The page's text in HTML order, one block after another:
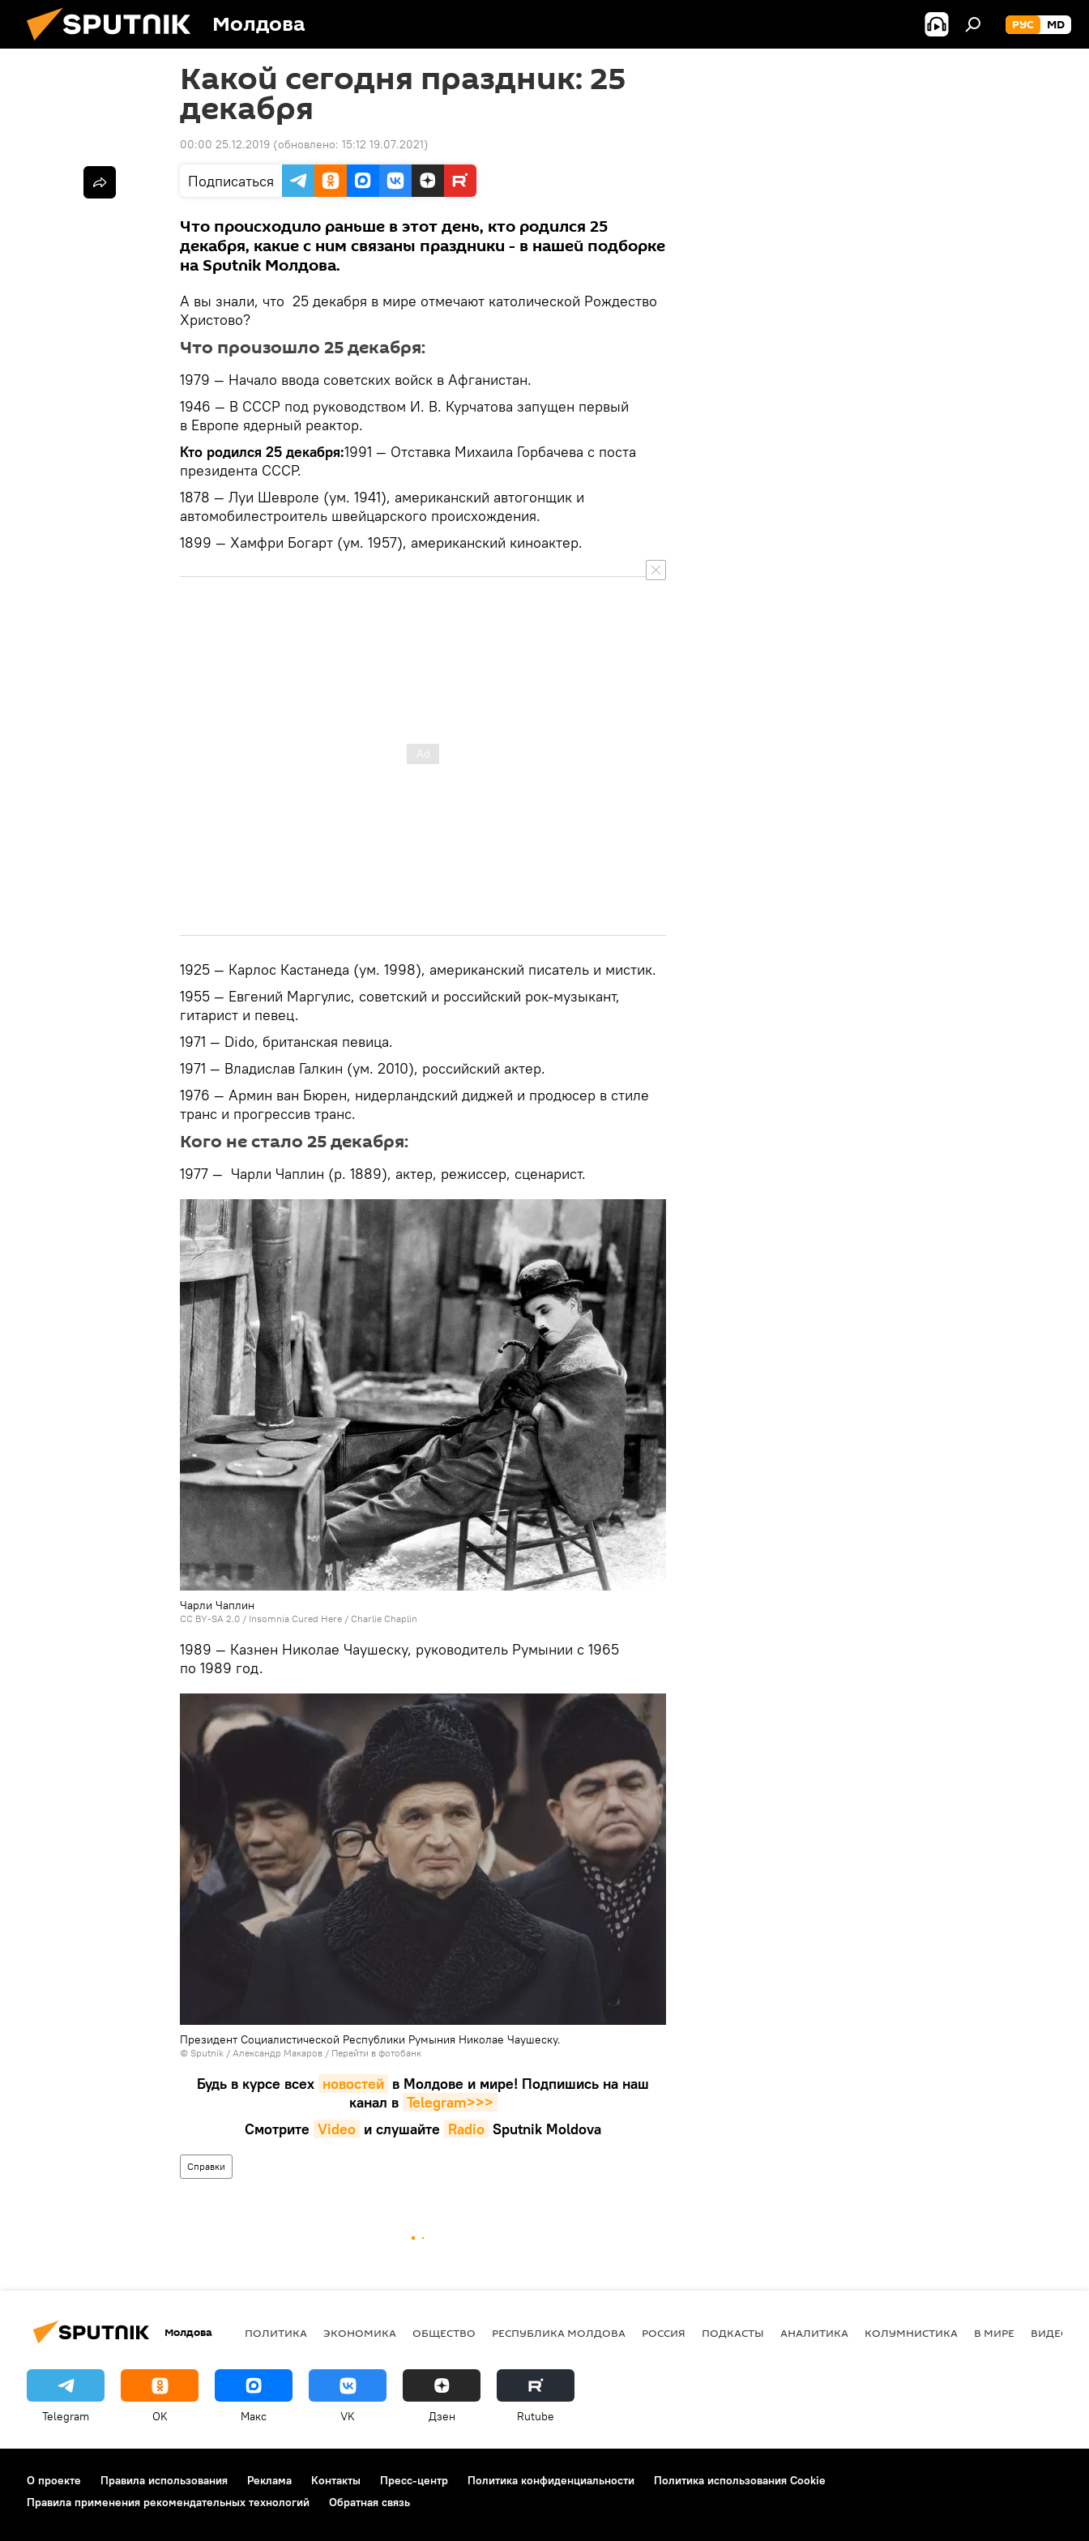
Молдова РУС MD
Какой сегодня праздник: 25
декабря
00:00 25.12.2019 (обновлено: 15:12 19.07.2021)
Подписаться
Что происходило раньше в этот день, кто родился 25
декабря, какие с ним связаны праздники - в нашей подборке
на Sputnik Молдова.
А вы знали, что 25 декабря в мире отмечают католической Рождество
Христово?
Что произошло 25 декабря:
1979 — Начало ввода советских войск в Афганистан.
1946 — В СССР под руководством И. В. Курчатова запущен первый
в Европе ядерный реактор.
Кто родился 25 декабря:1991 — Отставка Михаила Горбачева с поста
президента СССР.
1878 — Луи Шевроле (ум. 1941), американский автогонщик и
автомобилестроитель швейцарского происхождения.
1899 — Хамфри Богарт (ум. 1957), американский киноактер.
1925 — Карлос Кастанеда (ум. 1998), американский писатель и мистик.
1955 — Евгений Маргулис, советский и российский рок-музыкант,
гитарист и певец.
1971 — Dido, британская певица.
1971 — Владислав Галкин (ум. 2010), российский актер.
1976 — Армин ван Бюрен, нидерландский диджей и продюсер в стиле
транс и прогрессив транс.
Кого не стало 25 декабря:
1977 — Чарли Чаплин (р. 1889), актер, режиссер, сценарист.
Чарли Чаплин
CC BY-SA 2.0 / Insomnia Cured Here / Charlie Chaplin
1989 — Казнен Николае Чаушеску, руководитель Румынии с 1965
по 1989 год.
Президент Социалистической Республики Румыния Николае Чаушеску.
© Sputnik / Александр Макаров / Перейти в фотобанк
Будь в курсе всех новостей в Молдове и мире! Подпишись на наш
канал в Telegram>>>
Смотрите Video и слушайте Radio Sputnik Moldova
Справки
Молдова ПОЛИТИКА ЭКОНОМИКА ОБЩЕСТВО РЕСПУБЛИКА МОЛДОВА РОССИЯ ПОДКАСТЫ АНАЛИТИКА КОЛУМНИСТИКА В МИРЕ ВИДЕО
Telegram OK Макс VK Дзен Rutube
О проекте Правила использования Реклама Контакты Пресс-центр Политика конфиденциальности
Политика использования Cookie
Правила применения рекомендательных технологий
Обратная связь